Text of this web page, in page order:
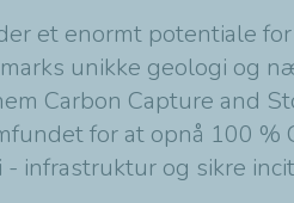
et enormt potentiale
unikke geologi og
Carbon Capture and
for at opnå 100
infrastruktur og sikre